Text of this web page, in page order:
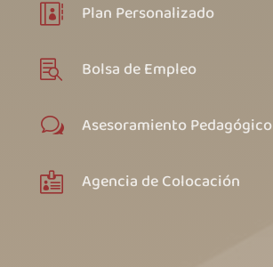
 Plan Personalizado
 Bolsa de Empleo
w Asesoramiento Pedagógico
 Agencia de Colocación